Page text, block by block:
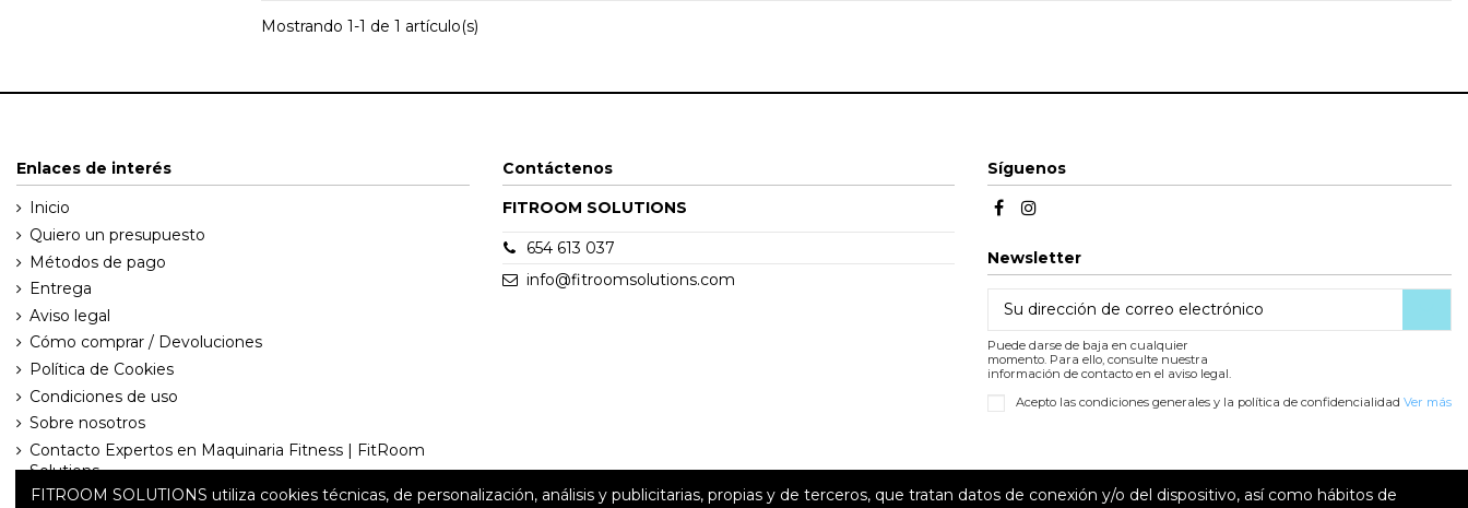
Mostrando 1-1 de 1 artículo(s)
Enlaces de interés
Inicio
Quiero un presupuesto
Métodos de pago
Entrega
Aviso legal
Cómo comprar / Devoluciones
Política de Cookies
Condiciones de uso
Sobre nosotros
Contacto Expertos en Maquinaria Fitness | FitRoom
Solutions
Contáctenos
FITROOM SOLUTIONS
654 613 037
info@fitroomsolutions.com
Síguenos
Newsletter
Puede darse de baja en cualquier
momento. Para ello, consulte nuestra
información de contacto en el aviso legal.
Acepto las condiciones generales y la política de confidencialidad Ver más
FITROOM SOLUTIONS utiliza cookies técnicas, de personalización, análisis y publicitarias, propias y de terceros, que tratan datos de conexión y/o del dispositivo, así como hábitos de